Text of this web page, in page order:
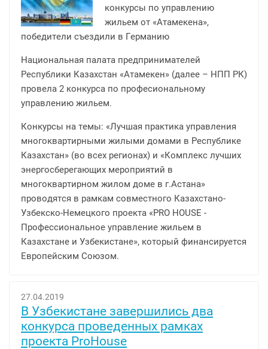
конкурсы по управлению
жильем от «Атамекена»,
победители съездили в Германию
Национальная палата предпринимателей
Республики Казахстан «Атамекен» (далее – НПП РК)
провела 2 конкурса по професиональному
управлению жильем.
Конкурсы на темы: «Лучшая практика управления
многоквартирными жилыми домами в Республике
Казахстан» (во всех регионах) и «Комплекс лучших
энергосберегающих мероприятий в
многоквартирном жилом доме в г.Астана»
проводятся в рамкам совместного Казахстано-
Узбекско-Немецкого проекта «PRO HOUSE -
Профессиональное управление жильем в
Казахстане и Узбекистане», который финансируется
Европейским Союзом.
27.04.2019
В Узбекистане завершились два
конкурса проведенных рамках
проекта ProHouse